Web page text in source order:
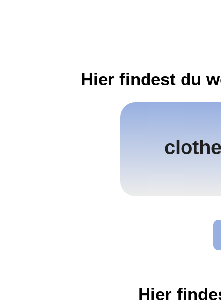
Hier findest du
Hier